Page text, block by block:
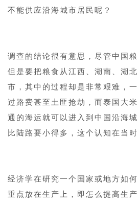
不能供应沿海城市居民呢？
调查的结论很有意思，尽管中国
但是要把粮食从江西、湖南、湖
市，其中的过程却是非常艰难，
过路费甚至土匪抢劫，而泰国大
通的海运就可以进入到中国沿海
比陆路要小得多，这个认知在当时
经济学在研究一个国家或地方如
重点放在生产上，即怎么提高生